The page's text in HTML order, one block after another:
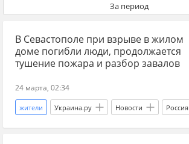
За период
В Севастополе при взрыве в жилом
доме погибли люди, продолжается
тушение пожара и разбор завалов
24 марта, 02:34
жители Украина.ру Новости Россия
Севастополь Михаил Развожаев МЧС